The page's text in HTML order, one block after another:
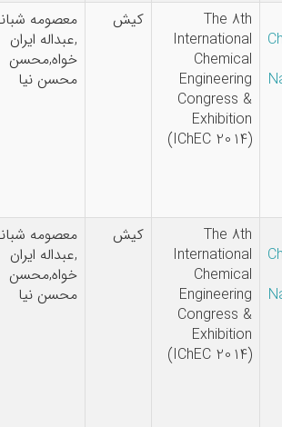
The 8th
International
Chemical
Engineering
Congress &
Exhibition
(IChEC 2014)
کیش
معصومه شبانی
,عبداله ایران
خواه,محسن
محسن نیا
The 8th
International
Chemical
Engineering
Congress &
Exhibition
(IChEC 2014)
کیش
معصومه شبانی
,عبداله ایران
خواه,محسن
محسن نیا